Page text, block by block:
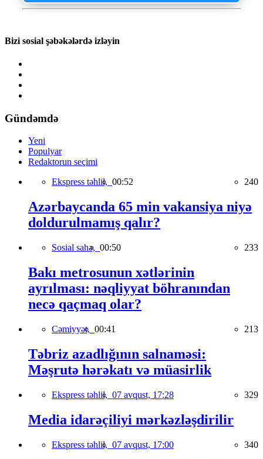
Bizi sosial şəbəkələrdə izləyin
Gündəmdə
Yeni
Populyar
Redaktorun seçimi
Ekspress təhlil, 00:52 240
Azərbaycanda 65 min vakansiya niyə
doldurulmamış qalır?
Sosial sahə, 00:50 233
Bakı metrosunun xətlərinin
ayrılması: nəqliyyat böhranından
necə qaçmaq olar?
Cəmiyyət, 00:41 213
Təbriz azadlığının salnaməsi:
Məşrutə hərəkatı və müasirlik
Ekspress təhlil, 07 avqust, 17:28 329
Media idarəçiliyi mərkəzləşdirilir
Ekspress təhlil, 07 avqust, 17:00 340